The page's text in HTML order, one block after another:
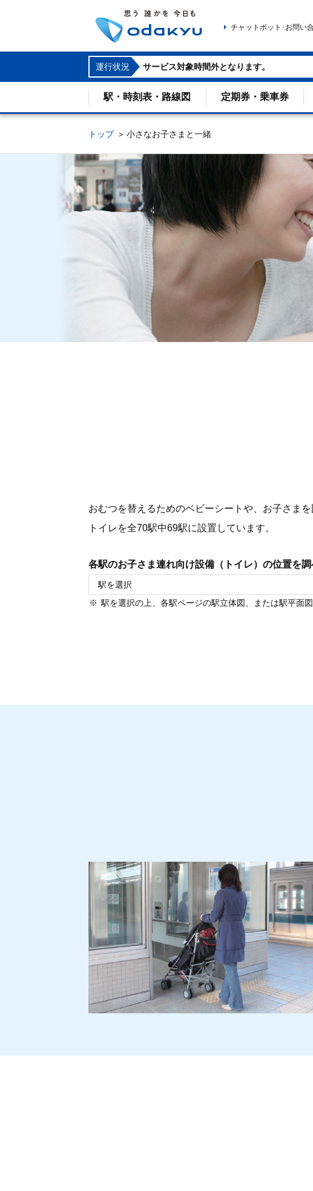
運行状況 サービス対象時間外となります。
駅・時刻表・路線図 定期券・乗車券
チャットボット･お問い
トップ 小さなお子さまと一緒
おむつを替えるためのベビーシートや、お子さま
トイレを全70駅中69駅に設置しています。
各駅のお子さま連れ向け設備（トイレ）の位置を調
駅を選択の上、各駅ページの駅立体図、または駅平面図